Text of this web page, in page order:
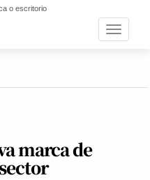
o escritorio
Toggle
marca de